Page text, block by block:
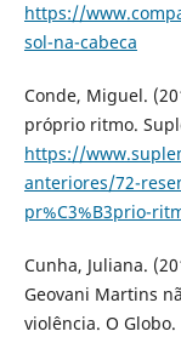
https://
sol-na-cabeca
Conde, Miguel.
próprio ritmo.
https://
anteriores/72-
pr%C3%B3prio-
Cunha, Juliana.
Geovani Martins
violência. O Globo.